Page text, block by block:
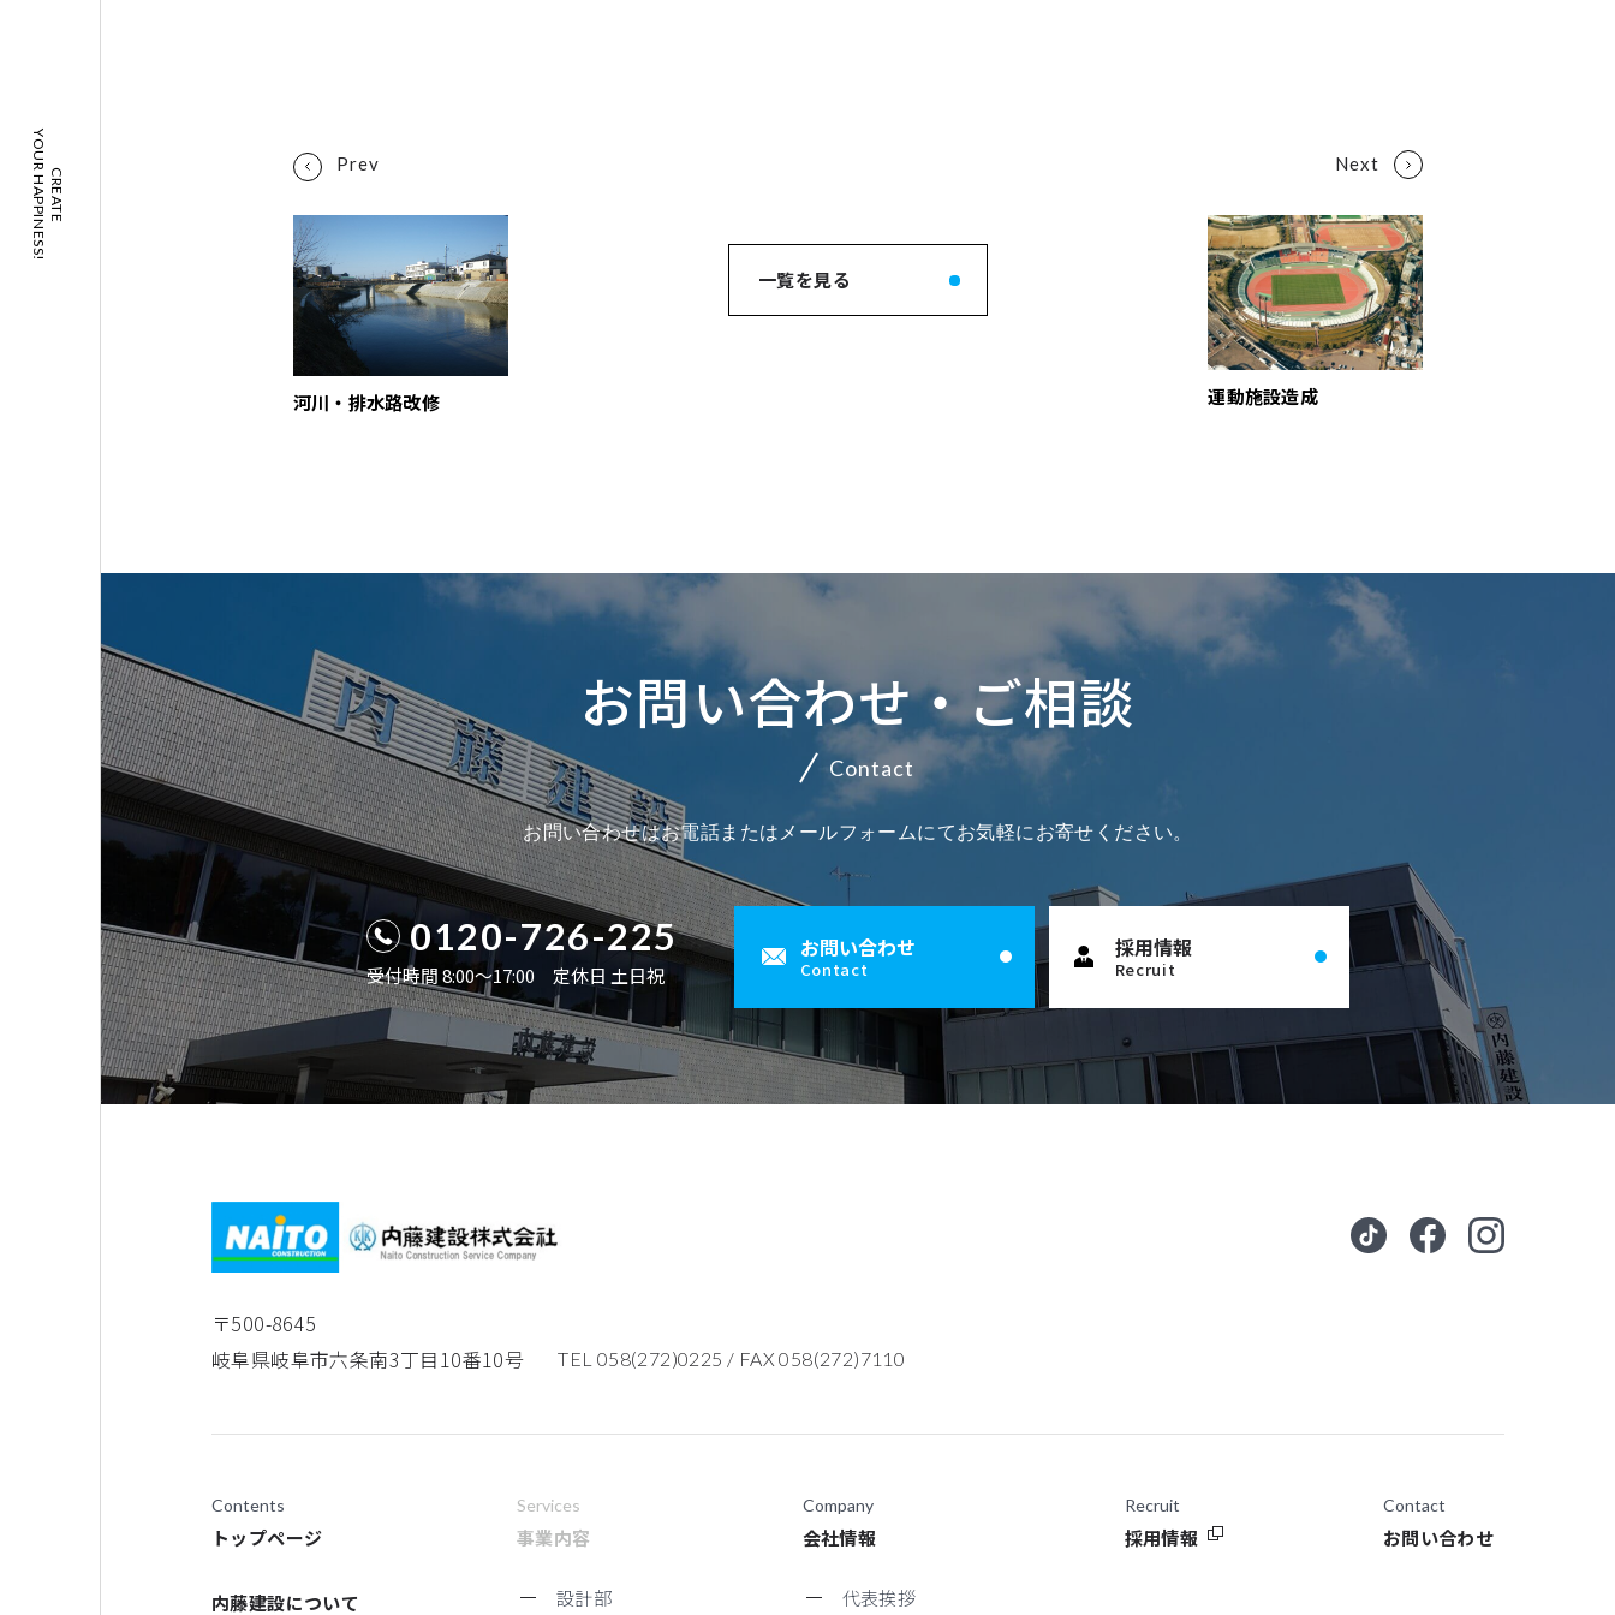
CREATE
YOUR HAPPINESS!
河川・排水路改修
一覧を見る
運動施設造成
お問い合わせはお電話またはメールフォームにてお気軽にお寄せください。
Contact
お問い合わせ・ご相談
0120-726-225
受付時間 8:00〜17:00 定休日 土日祝
お問い合わせ
Contact
採用情報
Recruit
〒500-8645
岐阜県岐阜市六条南3丁目10番10号
TEL 058(272)0225 / FAX 058(272)7110
Contents
トップページ
内藤建設について
Services
事業内容
設計部
Company
会社情報
代表挨拶
Recruit
採用情報
Contact
お問い合わせ